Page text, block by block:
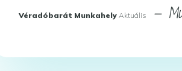
Véradóbarát MunkahelyAktuális —